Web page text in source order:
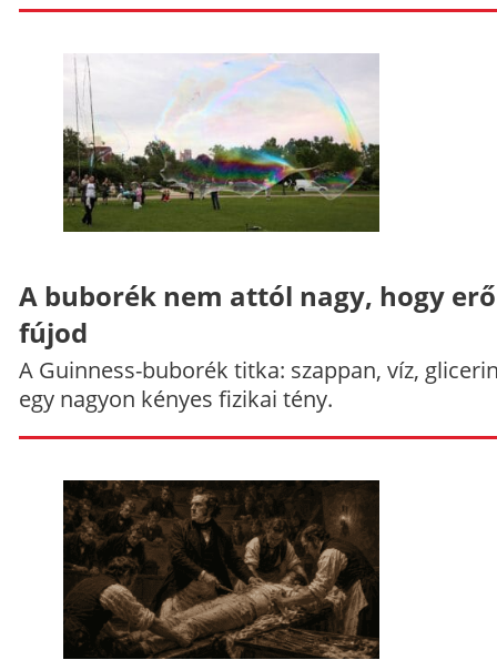
A buborék nem attól nagy, hogy
fújod
A Guinness-buborék titka: szappan, víz,
egy nagyon kényes fizikai tény.